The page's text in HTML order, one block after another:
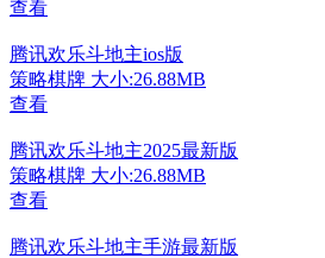
查看
腾讯欢乐斗地主ios版
策略棋牌 大小:26.88MB
查看
腾讯欢乐斗地主2025最新版
策略棋牌 大小:26.88MB
查看
腾讯欢乐斗地主手游最新版